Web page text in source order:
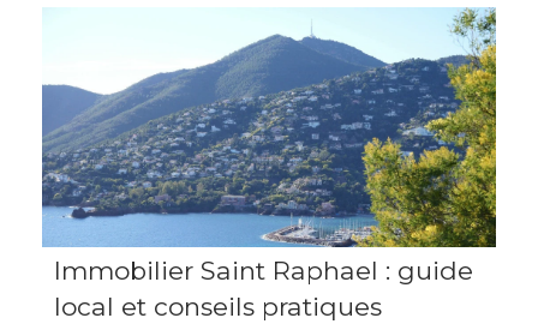
Immobilier Saint Raphael : guide
local et conseils pratiques